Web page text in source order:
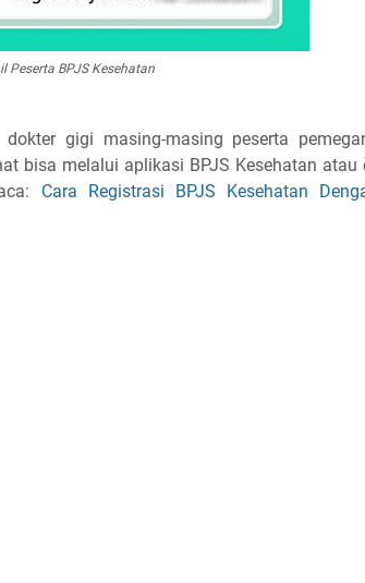
Peserta BPJS Kesehatan
gigi masing-masing peserta
bisa melalui aplikasi BPJS Kesehatan atau
Cara Registrasi BPJS Kesehatan